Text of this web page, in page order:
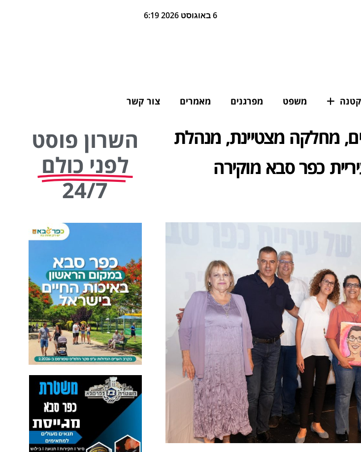
6 באוגוסט 2026 6:19
משפט מפרגנים מאמרים צור קשר
מחלקה מצטיינת, מנהלת
כפר סבא מוקירה
השרון פוסט
לפני כולם
24/7